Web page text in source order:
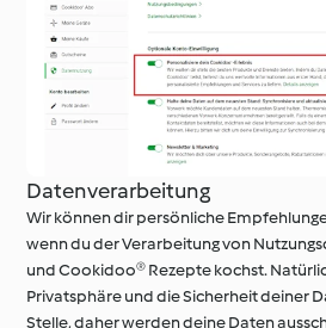
Datenverarbeitung
Wir können dir persönliche
wenn du der Verarbeitung von
und Cookidoo® Rezepte kochst.
Privatsphäre und die Sicherheit deiner
Stelle, daher werden deine Daten